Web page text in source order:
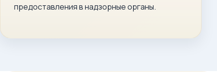
предоставления в надзорные органы.